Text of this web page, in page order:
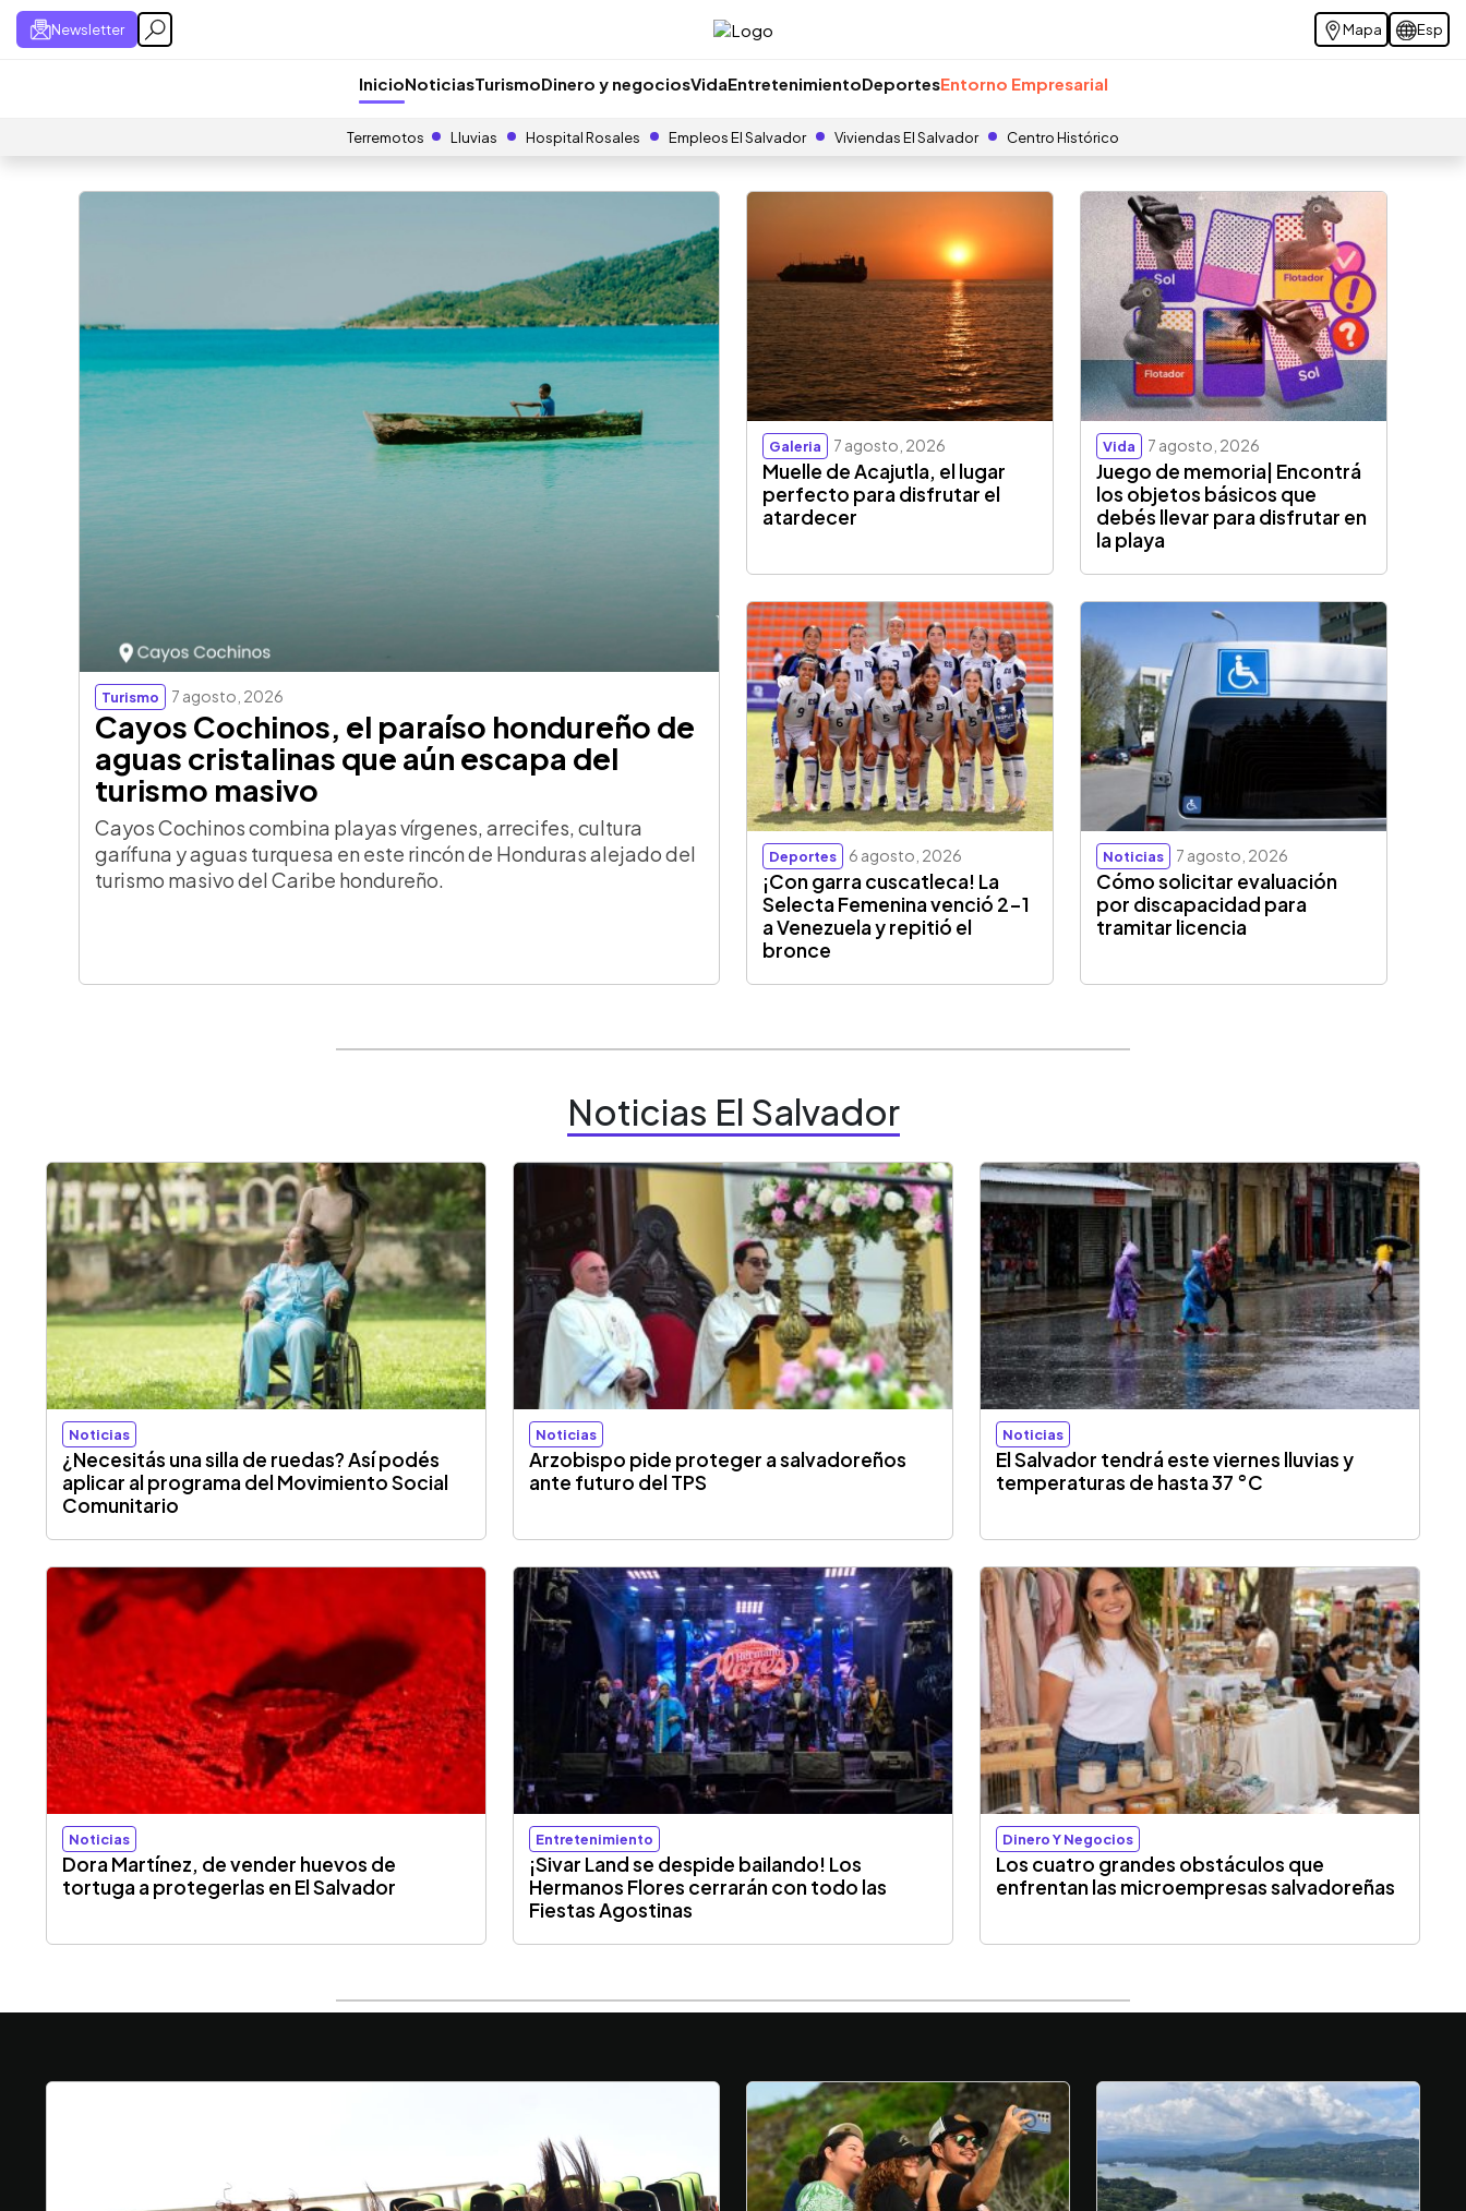
Newsletter Mapa Esp
InicioNoticiasTurismoDinero y negociosVidaEntretenimientoDeportesEntorno Empresarial
Terremotos Lluvias Hospital Rosales Empleos El Salvador Viviendas El Salvador Centro Histórico
Turismo 7 agosto, 2026
Cayos Cochinos, el paraíso hondureño de
aguas cristalinas que aún escapa del
turismo masivo
Cayos Cochinos combina playas vírgenes, arrecifes, cultura
garífuna y aguas turquesa en este rincón de Honduras alejado del
turismo masivo del Caribe hondureño.
Galeria 7 agosto, 2026
Muelle de Acajutla, el lugar
perfecto para disfrutar el
atardecer
Vida 7 agosto, 2026
Juego de memoria| Encontrá
los objetos básicos que
debés llevar para disfrutar en
la playa
Deportes 6 agosto, 2026
¡Con garra cuscatleca! La
Selecta Femenina venció 2-1
a Venezuela y repitió el
bronce
Noticias 7 agosto, 2026
Cómo solicitar evaluación
por discapacidad para
tramitar licencia
Noticias El Salvador
Noticias
¿Necesitás una silla de ruedas? Así podés
aplicar al programa del Movimiento Social
Comunitario
Noticias
Arzobispo pide proteger a salvadoreños
ante futuro del TPS
Noticias
El Salvador tendrá este viernes lluvias y
temperaturas de hasta 37 °C
Noticias
Dora Martínez, de vender huevos de
tortuga a protegerlas en El Salvador
Entretenimiento
¡Sivar Land se despide bailando! Los
Hermanos Flores cerrarán con todo las
Fiestas Agostinas
Dinero Y Negocios
Los cuatro grandes obstáculos que
enfrentan las microempresas salvadoreñas